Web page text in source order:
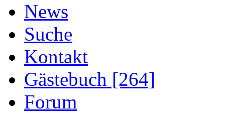
News
Suche
Kontakt
Gästebuch [264]
Forum